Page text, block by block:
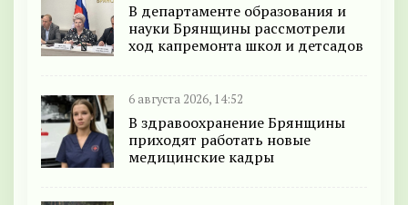
В департаменте образования и
науки Брянщины рассмотрели
ход капремонта школ и детсадов
6 августа 2026, 14:52
В здравоохранение Брянщины
приходят работать новые
медицинские кадры